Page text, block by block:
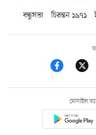
বন্ধুসভা
চিরন্তন ১৯৭১
মোবাইল